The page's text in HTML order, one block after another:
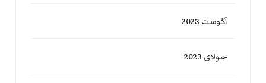
آگوست 2023
جولای 2023